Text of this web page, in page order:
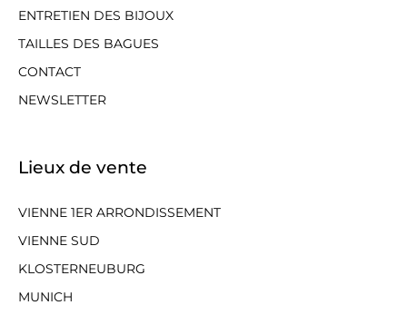
ENTRETIEN DES BIJOUX
TAILLES DES BAGUES
CONTACT
NEWSLETTER
Lieux de vente
VIENNE 1ER ARRONDISSEMENT
VIENNE SUD
KLOSTERNEUBURG
MUNICH